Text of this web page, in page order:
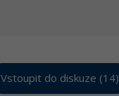
Vstoupit do diskuze (14)